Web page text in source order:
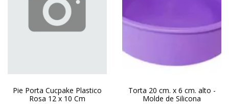
Pie Porta Cucpake Plastico
Rosa 12 x 10 Cm
Torta 20 cm. x 6 cm. alto -
Molde de Silicona